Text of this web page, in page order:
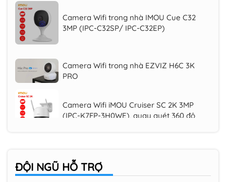
3MP (IPC-C32SP/ IPC-C32EP)
PRO
(IPC-K7FP-3H0WE), quay quét 360 độ
Camera Wifi ngoài trời 3MP IMOU IPC-
ĐỘI NGŨ HỖ TRỢ